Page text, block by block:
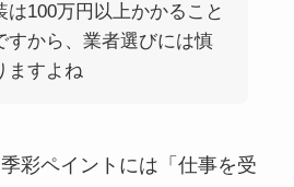
は100万円以上かかること
すから、業者選びには慎
ますよね
彩ペイントには「仕事を受